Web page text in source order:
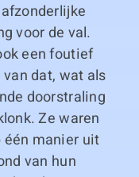
voor de val.
een foutief
dat, wat als
doorstraling
Ze waren
manier uit
van hun